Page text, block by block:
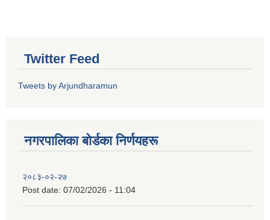
Twitter Feed
Tweets by Arjundharamun
नगरपालिका बाेर्डका निर्णयहरू
२०८३-०२-२७
Post date: 07/02/2026 - 11:04